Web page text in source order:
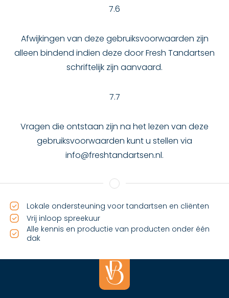
7.6
Afwijkingen van deze gebruiksvoorwaarden zijn
alleen bindend indien deze door Fresh Tandartsen
schriftelijk zijn aanvaard.
7.7
Vragen die ontstaan zijn na het lezen van deze
gebruiksvoorwaarden kunt u stellen via
info@freshtandartsen.nl.
Lokale ondersteuning voor tandartsen en cliënten
Vrij inloop spreekuur
Alle kennis en productie van producten onder één
dak